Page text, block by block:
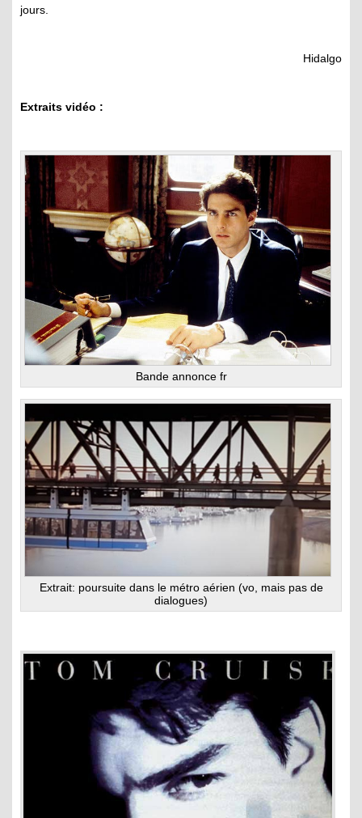
jours.
Hidalgo
Extraits vidéo :
Bande annonce fr
Extrait: poursuite dans le métro aérien (vo, mais pas de
dialogues)